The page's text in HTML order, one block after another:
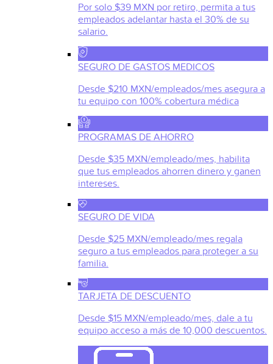
Por solo $39 MXN por retiro, permita a tus
empleados adelantar hasta el 30% de su
salario.
SEGURO DE GASTOS MEDICOS
Desde $210 MXN/empleados/mes asegura a
tu equipo con 100% cobertura médica
PROGRAMAS DE AHORRO
Desde $35 MXN/empleado/mes, habilita
que tus empleados ahorren dinero y ganen
intereses.
SEGURO DE VIDA
Desde $25 MXN/empleado/mes regala
seguro a tus empleados para proteger a su
familia.
TARJETA DE DESCUENTO
Desde $15 MXN/empleado/mes, dale a tu
equipo acceso a más de 10,000 descuentos.